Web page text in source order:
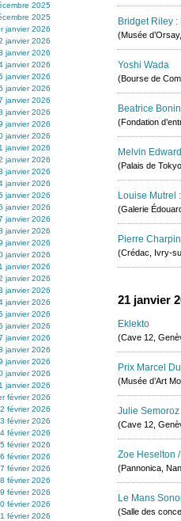
2025
2025
janvier 2026
janvier 2026
janvier 2026
janvier 2026
janvier 2026
janvier 2026
janvier 2026
janvier 2026
janvier 2026
janvier 2026
janvier 2026
janvier 2026
janvier 2026
janvier 2026
janvier 2026
janvier 2026
janvier 2026
janvier 2026
janvier 2026
janvier 2026
janvier 2026
janvier 2026
janvier 2026
janvier 2026
janvier 2026
janvier 2026
janvier 2026
janvier 2026
janvier 2026
janvier 2026
janvier 2026
février 2026
2 février 2026
3 février 2026
4 février 2026
5 février 2026
6 février 2026
7 février 2026
8 février 2026
9 février 2026
février 2026
février 2026
Bridget Riley
(Musée
Yoshi Wada
(Bourse de
Beatrice
(Fondation
Melvin
(Palais de
Louise Mutrel
(Galerie
Pierre
(Crédac, Ivry-
21 janvier
Eklekto
(Cave 12,
Prix Marcel
(Musée d’Art
Julie Semoroz
(Cave 12,
Zoe Heselton
(Pannonica,
Le Mans
(Salle des